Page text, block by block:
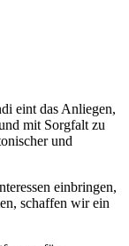
eint das Anliegen,
mit Sorgfalt zu
und
einbringen,
schaffen wir ein